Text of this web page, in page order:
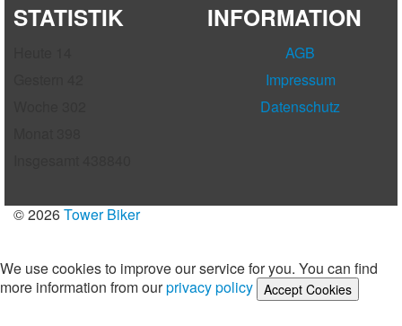
STATISTIK INFORMATION
AGB
Impressum
Datenschutz
© 2026Tower Biker
We use cookies to improve our service for you. You can find
more information from ourprivacy policy Accept Cookies